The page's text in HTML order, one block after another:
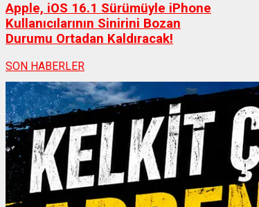
Apple, iOS 16.1 Sürümüyle iPhone
Kullanıcılarının Sinirini Bozan
Durumu Ortadan Kaldıracak!
SON HABERLER